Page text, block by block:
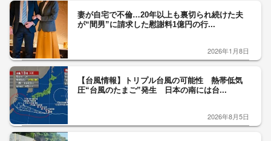
妻が自宅で不倫…20年以上も裏切られ続けた夫
が“間男”に請求した慰謝料1億円の行...
2026年1月8日
【台風情報】トリプル台風の可能性 熱帯低気
圧“台風のたまご”発生 日本の南には台...
2026年8月5日